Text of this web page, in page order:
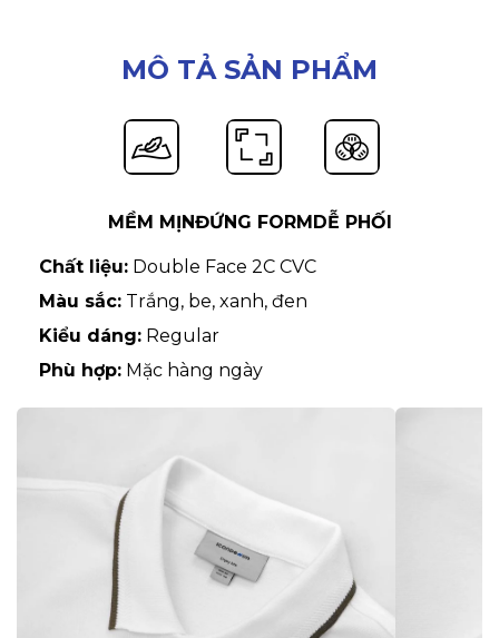
MÔ TẢ SẢN PHẨM
MỀM MỊNĐỨNG FORMDỄ PHỐI
Chất liệu: Double Face 2C CVC
Màu sắc: Trắng, be, xanh, đen
Kiểu dáng: Regular
Phù hợp: Mặc hàng ngày